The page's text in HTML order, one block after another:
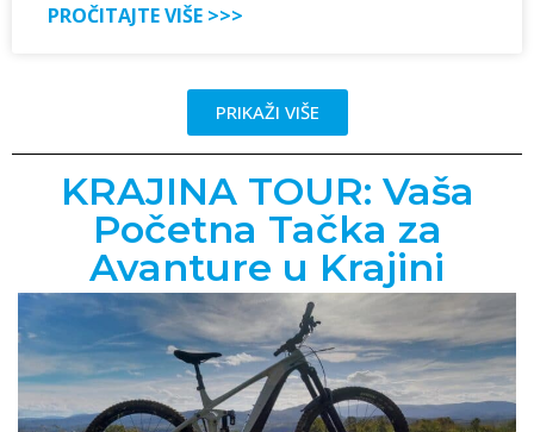
PROČITAJTE VIŠE >>>
PRIKAŽI VIŠE
KRAJINA TOUR: Vaša
Početna Tačka za
Avanture u Krajini